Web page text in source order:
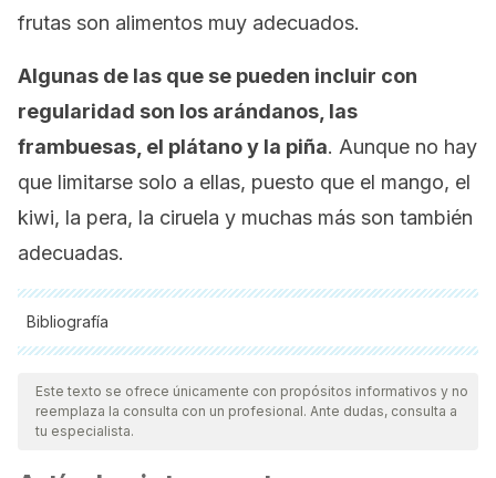
frutas son alimentos muy adecuados.
Algunas de las que se pueden incluir con
regularidad son los arándanos, las
frambuesas, el plátano y la piña. Aunque no hay
que limitarse solo a ellas, puesto que el mango, el
kiwi, la pera, la ciruela y muchas más son también
adecuadas.
Bibliografía
Todas las fuentes citadas fueron revisadas a profundidad por
nuestro equipo, para asegurar su calidad, confiabilidad,
vigencia y validez.La bibliografía de este artículo fue
Este texto se ofrece únicamente con propósitos informativos y no
reemplaza la consulta con un profesional. Ante dudas, consulta a
tu especialista.